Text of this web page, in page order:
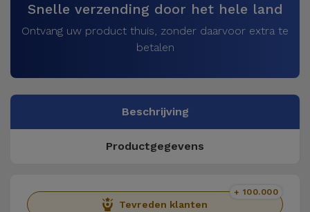
Snelle verzending door het hele land
Ontvang uw product thuis, zonder daarvoor extra te
betalen
Beschrijving
Productgegevens
Tevreden klanten
+ 100.000